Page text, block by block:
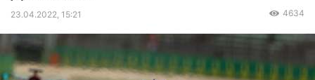
23.04.2022, 15:21 4634